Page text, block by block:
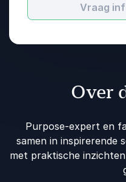
Vraag
Over
Purpose-expert en
samen in inspirerende
met praktische